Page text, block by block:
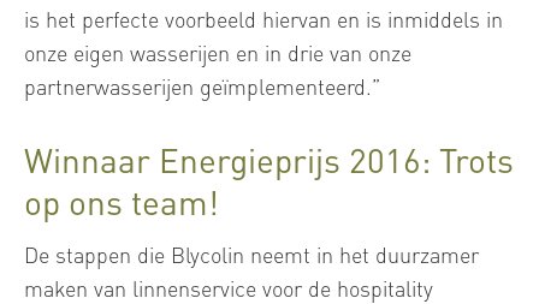
is het perfecte voorbeeld hiervan en is inmiddels in
onze eigen wasserijen en in drie van onze
partnerwasserijen geïmplementeerd.”
Winnaar Energieprijs 2016: Trots
op ons team!
De stappen die Blycolin neemt in het duurzamer
maken van linnenservice voor de hospitality